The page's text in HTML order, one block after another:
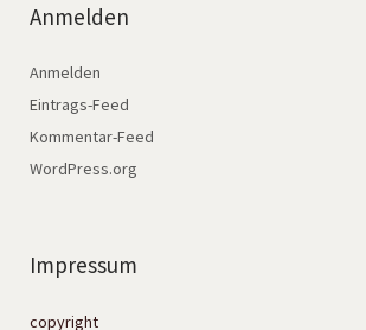
Anmelden
Anmelden
Eintrags-Feed
Kommentar-Feed
WordPress.org
Impressum
copyright